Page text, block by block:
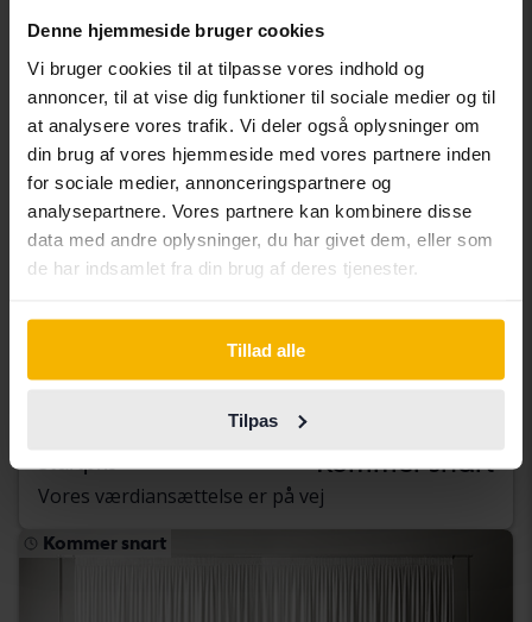
Denne hjemmeside bruger cookies
Vi bruger cookies til at tilpasse vores indhold og
annoncer, til at vise dig funktioner til sociale medier og til
at analysere vores trafik. Vi deler også oplysninger om
din brug af vores hjemmeside med vores partnere inden
for sociale medier, annonceringspartnere og
analysepartnere. Vores partnere kan kombinere disse
data med andre oplysninger, du har givet dem, eller som
de har indsamlet fra din brug af deres tjenester.
Tillad alle
Tilpas
Startpris Kommer snart
Vores værdiansættelse er på vej
Kommer snart